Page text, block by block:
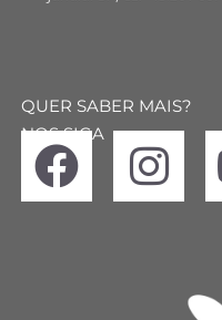
QUER SABER MAIS?
NOS SIGA